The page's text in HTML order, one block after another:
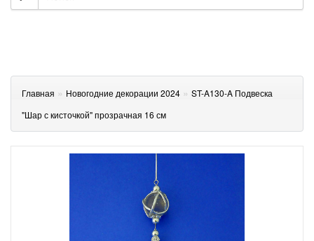
Главная » Новогодние декорации 2024 » ST-A130-A Подвеска
"Шар с кисточкой" прозрачная 16 см